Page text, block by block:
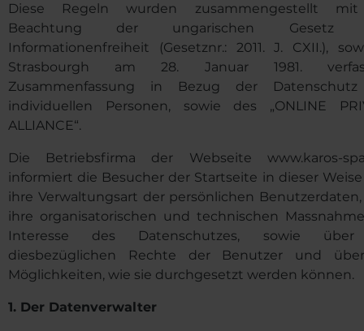
Diese Regeln wurden zusammengestellt
Beachtung der ungarischen Gesetz
Informationenfreiheit (Gesetznr.: 2011. J. CXII.),
Strasbourgh am 28. Januar 1981.
Zusammenfassung in Bezug der
individuellen Personen, sowie des „ONLINE
ALLIANCE“.
Die Betriebsfirma der Webseite www.karos-
informiert die Besucher der Startseite in dieser
ihre Verwaltungsart der persönlichen
ihre organisatorischen und technischen
Interesse des Datenschutzes, sowie
diesbezüglichen Rechte der Benutzer und
Möglichkeiten, wie sie durchgesetzt werden können.
1. Der Datenverwalter